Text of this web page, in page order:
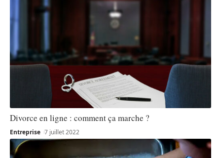
Divorce en ligne : comment ça marche ?
Entreprise 7 juillet 2022